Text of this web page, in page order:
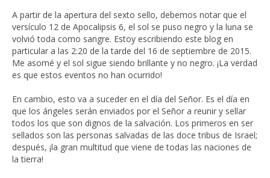
A partir de la apertura del sexto sello, debemos notar que el
versículo 12 de Apocalipsis 6, el sol se puso negro y la luna se
volvió toda como sangre. Estoy escribiendo este blog en
particular a las 2:20 de la tarde del 16 de septiembre de 2015.
Me asomé y el sol sigue siendo brillante y no negro. ¡La verdad
es que estos eventos no han ocurrido!
En cambio, esto va a suceder en el día del Señor. Es el día en
que los ángeles serán enviados por el Señor a reunir y sellar
todos los que son dignos de la salvación. Los primeros en ser
sellados son las personas salvadas de las doce tribus de Israel;
después, ¡la gran multitud que viene de todas las naciones de
la tierra!